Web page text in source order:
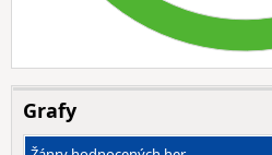
Grafy